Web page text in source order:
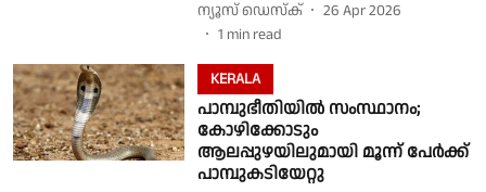
ന്യൂസ് ഡെസ്ക്
26 Apr 2026
1 min read
KERALA
പാമ്പുഭീതിയിൽ സംസ്ഥാനം;
കോഴിക്കോടും
ആലപ്പുഴയിലുമായി മൂന്ന് പേർക്ക്
പാമ്പുകടിയേറ്റു